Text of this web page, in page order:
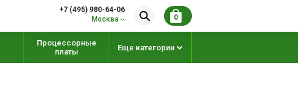
+7 (495) 980-64-06
Москва
0
Процессорные
платы
Еще категории